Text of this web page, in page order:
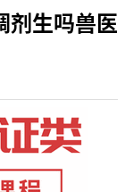
剂生吗兽医